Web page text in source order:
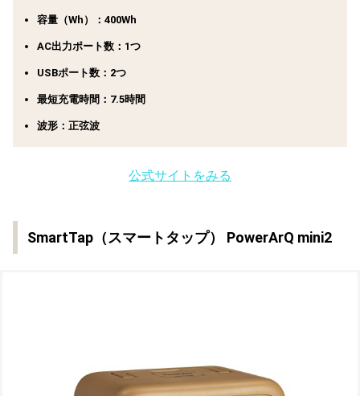
容量（Wh）：400Wh
AC出力ポート数：1つ
USBポート数：2つ
最短充電時間：7.5時間
波形：正弦波
公式サイトをみる
SmartTap（スマートタップ） PowerArQ mini2